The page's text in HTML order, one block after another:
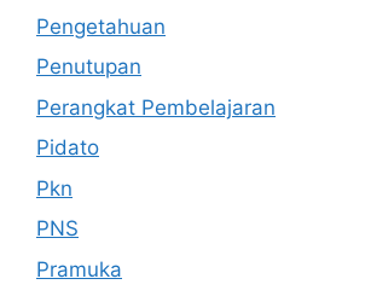
Pengetahuan
Penutupan
Perangkat Pembelajaran
Pidato
Pkn
PNS
Pramuka